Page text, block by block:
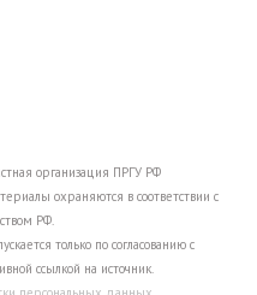
организация ПРГУ РФ
охраняются в соответствии с
РФ.
только по согласованию с
ссылкой на источник.